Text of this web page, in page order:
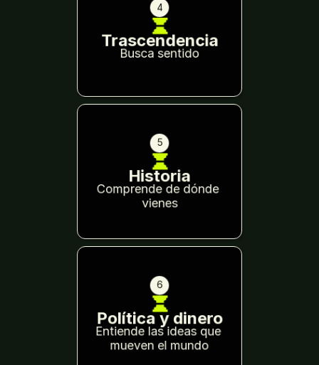
4
Trascendencia
Busca sentido
5
Historia
Comprende de dónde
vienes
6
Política y dinero
Entiende las ideas que
mueven el mundo